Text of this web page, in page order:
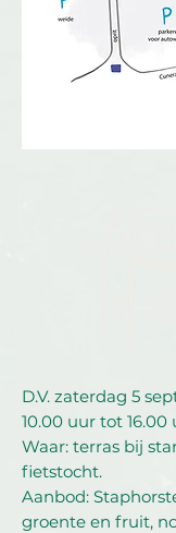
D.V. zaterdag 5
10.00 uur tot 16.00
Waar: terras bij
fietstocht.
Aanbod:
groente en fruit,